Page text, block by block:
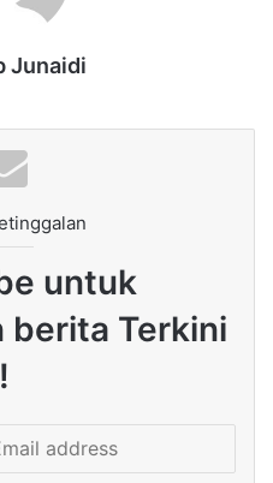
Junaidi
untuk
berita Terkini
!